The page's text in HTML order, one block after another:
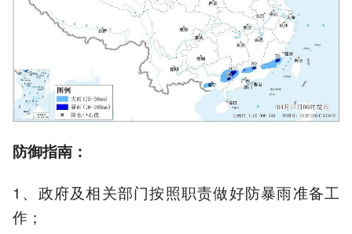
防御指南：
1、政府及相关部门按照职责做好防暴雨准备工
作；